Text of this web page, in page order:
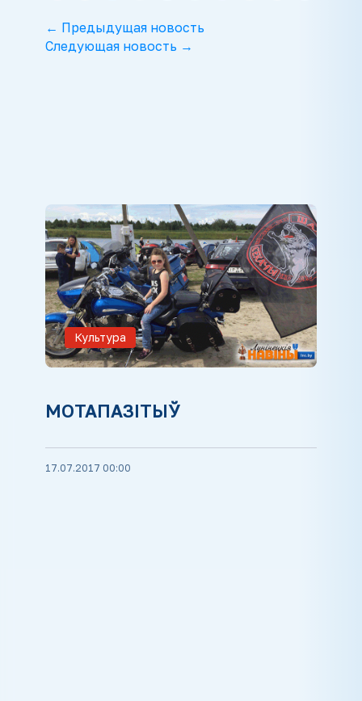
← Предыдущая новость
Следующая новость →
Культура
МОТАПАЗІТЫЎ
17.07.2017 00:00